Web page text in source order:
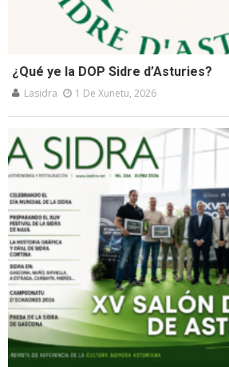
¿Qué ye la DOP Sidre d’Asturies?
Lasidra 1 De Xunetu, 2026